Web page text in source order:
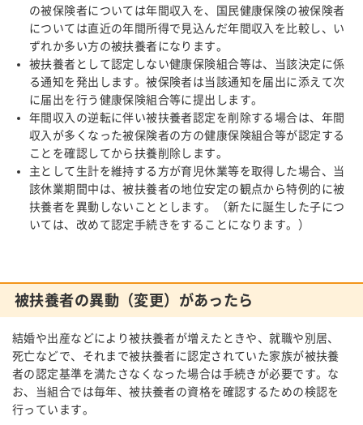
の被保険者については年間収入を、国民健康保険の被保険者
については直近の年間所得で見込んだ年間収入を比較し、い
ずれか多い方の被扶養者になります。
被扶養者として認定しない健康保険組合等は、当該決定に係
る通知を発出します。被保険者は当該通知を届出に添えて次
に届出を行う健康保険組合等に提出します。
年間収入の逆転に伴い被扶養者認定を削除する場合は、年間
収入が多くなった被保険者の方の健康保険組合等が認定する
ことを確認してから扶養削除します。
主として生計を維持する方が育児休業等を取得した場合、当
該休業期間中は、被扶養者の地位安定の観点から特例的に被
扶養者を異動しないこととします。（新たに誕生した子につ
いては、改めて認定手続きをすることになります。）
被扶養者の異動（変更）があったら
結婚や出産などにより被扶養者が増えたときや、就職や別居、
死亡などで、それまで被扶養者に認定されていた家族が被扶養
者の認定基準を満たさなくなった場合は手続きが必要です。な
お、当組合では毎年、被扶養者の資格を確認するための検認を
行っています。